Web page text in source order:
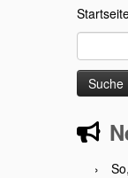
nach: